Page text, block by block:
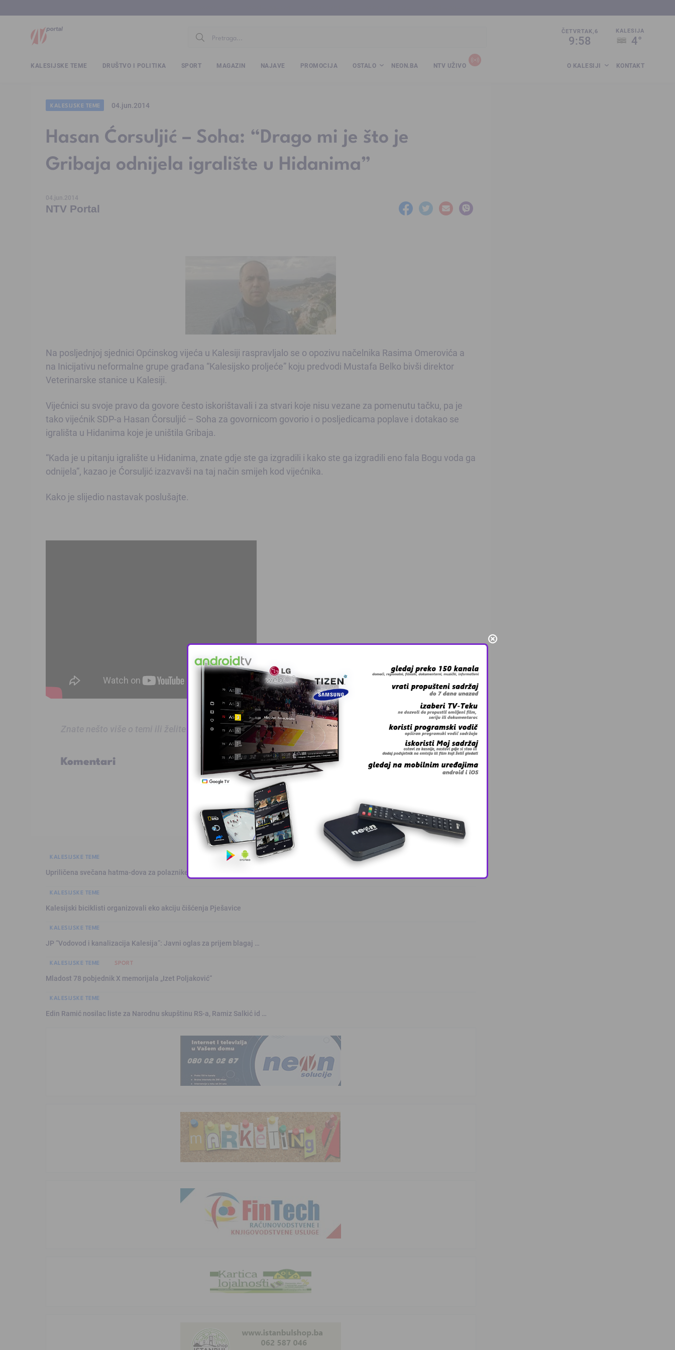
ČETVRTAK,6
9:58
KALESIJA
4°
KALESIJSKE TEME DRUŠTVO I POLITIKA SPORT MAGAZIN NAJAVE PROMOCIJA OSTALO NEON.BA NTV UŽIVO O KALESIJI KONTAKT
KALESIJSKE TEME 04.jun.2014
Hasan Ćorsuljić – Soha: “Drago mi je što je
Gribaja odnijela igralište u Hidanima”
04.jun.2014
NTV Portal
Na posljednjoj sjednici Općinskog vijeća u Kalesiji raspravljalo se o opozivu načelnika Rasima Omerovića a
na Inicijativu neformalne grupe građana “Kalesijsko proljeće” koju predvodi Mustafa Belko bivši direktor
Veterinarske stanice u Kalesiji.
Vijećnici su svoje pravo da govore često iskorištavali i za stvari koje nisu vezane za pomenutu tačku, pa je
tako vijećnik SDP-a Hasan Ćorsuljić – Soha za govornicom govorio i o posljedicama poplave i dotakao se
igrališta u Hidanima koje je uništila Gribaja.
“Kada je u pitanju igralište u Hidanima, znate gdje ste ga izgradili i kako ste ga izgradili eno fala Bogu voda ga
odnijela”, kazao je Ćorsuljić izazvavši na taj način smijeh kod vijećnika.
Kako je slijedio nastavak poslušajte.
Znate nešto više o temi ili želite prijaviti grešku u tekstu?
Komentari
KALESIJSKE TEME
Upriličena svečana hatma-dova za polaznike mekteba i odrasle u džem …
KALESIJSKE TEME
Kalesijski biciklisti organizovali eko akciju čišćenja Pješavice
KALESIJSKE TEME
JP “Vodovod i kanalizacija Kalesija”: Javni oglas za prijem blagaj …
KALESIJSKE TEME SPORT
Mladost 78 pobjednik X memorijala „Izet Poljaković“
KALESIJSKE TEME
Edin Ramić nosilac liste za Narodnu skupštinu RS-a, Ramiz Salkić id …